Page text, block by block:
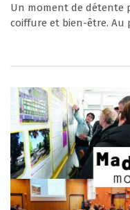
Un moment de détente
coiffure et bien-être. Au